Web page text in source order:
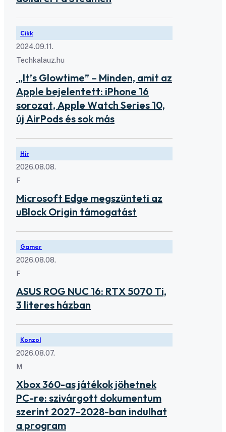
Cikk
2024.09.11.
Techkalauz.hu
„It’s Glowtime” – Minden, amit az
Apple bejelentett: iPhone 16
sorozat, Apple Watch Series 10,
új AirPods és sok más
Hír
2026.08.08.
F
Microsoft Edge megszünteti az
uBlock Origin támogatást
Gamer
2026.08.08.
F
ASUS ROG NUC 16: RTX 5070 Ti,
3 literes házban
Konzol
2026.08.07.
M
Xbox 360-as játékok jöhetnek
PC-re: szivárgott dokumentum
szerint 2027-2028-ban indulhat
a program